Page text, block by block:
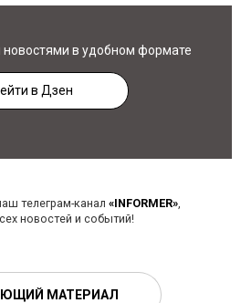
в удобном формате
в Дзен
телеграм-канал «INFORMER»,
новостей и событий!
МАТЕРИАЛ